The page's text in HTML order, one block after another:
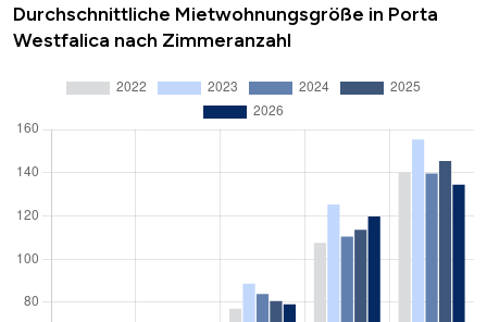
Durchschnittliche Mietwohnungsgröße in Porta
Westfalica nach Zimmeranzahl